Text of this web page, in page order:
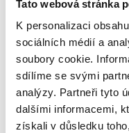
Tato webová stránka
K personalizaci
sociálních médií a
soubory cookie.
sdílíme se svými
analýzy. Partneři tyto
dalšími informacemi,
získali v důsledku
Číst dál
Zůstaňme v
Přihlaste se k
newsletteru